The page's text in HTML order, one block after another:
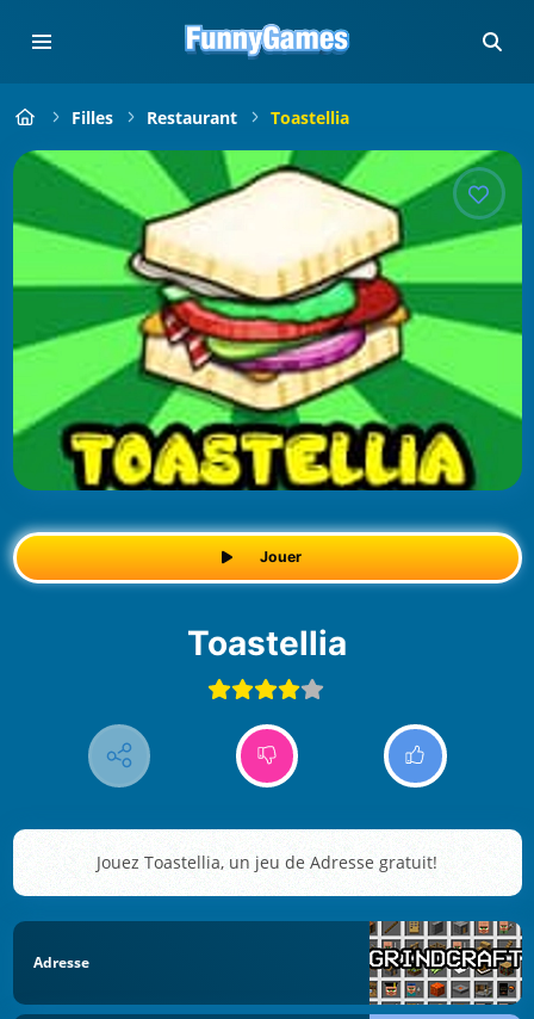
Filles Restaurant Toastellia
Jouer
Toastellia
Jouez Toastellia, un jeu de Adresse gratuit!
Adresse